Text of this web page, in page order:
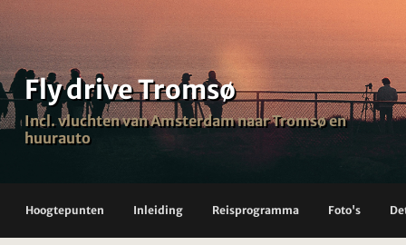
Fly drive Tromsø
Incl. vluchten van Amsterdam naar Tromsø en
huurauto
Hoogtepunten Inleiding Reisprogramma Foto's